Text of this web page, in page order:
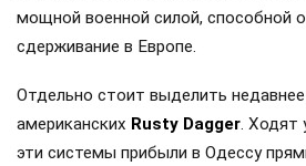
мощной военной силой, способной
сдерживание в Европе.
Отдельно стоит выделить
американских Rusty Dagger. Ходят
эти системы прибыли в Одессу